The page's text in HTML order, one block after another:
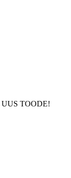
UUS TOODE!